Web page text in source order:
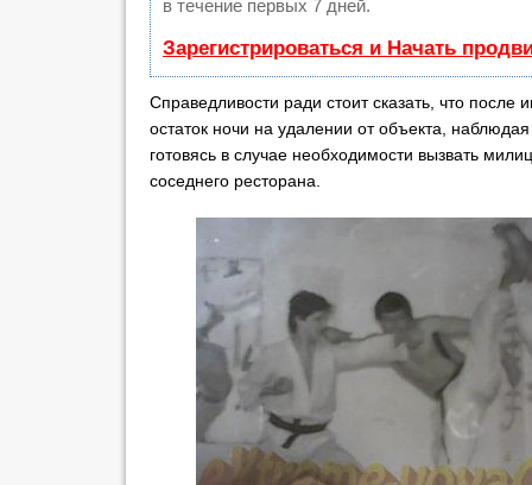
в течение первых 7 дней.
Зарегистрироваться и Начать
Справедливости ради стоит сказать, что после
остаток ночи на удалении от объекта,
готовясь в случае необходимости вызвать
соседнего ресторана.